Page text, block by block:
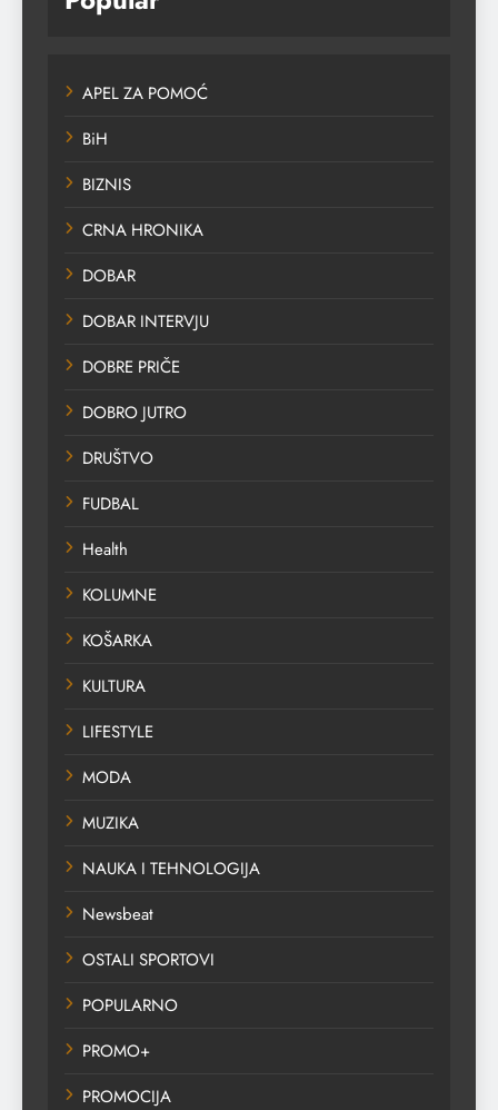
APEL ZA POMOĆ
BiH
BIZNIS
CRNA HRONIKA
DOBAR
DOBAR INTERVJU
DOBRE PRIČE
DOBRO JUTRO
DRUŠTVO
FUDBAL
Health
KOLUMNE
KOŠARKA
KULTURA
LIFESTYLE
MODA
MUZIKA
NAUKA I TEHNOLOGIJA
Newsbeat
OSTALI SPORTOVI
POPULARNO
PROMO+
PROMOCIJA